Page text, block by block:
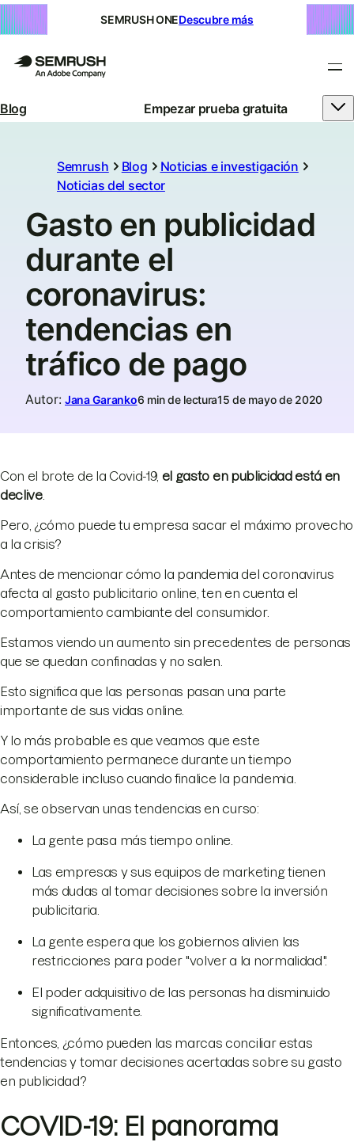
SEMRUSH ONEDescubre más
Blog Empezar prueba gratuita
Semrush Blog
Noticias e investigación
Noticias del sector
Gasto en publicidad
durante el
coronavirus:
tendencias en
tráfico de pago
Autor: Jana Garanko6 min de lectura15 de mayo de 2020
Con el brote de la Covid-19, el gasto en publicidad está en
declive.
Pero, ¿cómo puede tu empresa sacar el máximo provecho
a la crisis?
Antes de mencionar cómo la pandemia del coronavirus
afecta al gasto publicitario online, ten en cuenta el
comportamiento cambiante del consumidor.
Estamos viendo un aumento sin precedentes de personas
que se quedan confinadas y no salen.
Esto significa que las personas pasan una parte
importante de sus vidas online.
Y lo más probable es que veamos que este
comportamiento permanece durante un tiempo
considerable incluso cuando finalice la pandemia.
Así, se observan unas tendencias en curso:
La gente pasa más tiempo online.
Las empresas y sus equipos de marketing tienen
más dudas al tomar decisiones sobre la inversión
publicitaria.
La gente espera que los gobiernos alivien las
restricciones para poder "volver a la normalidad".
El poder adquisitivo de las personas ha disminuido
significativamente.
Entonces, ¿cómo pueden las marcas conciliar estas
tendencias y tomar decisiones acertadas sobre su gasto
en publicidad?
COVID-19: El panorama